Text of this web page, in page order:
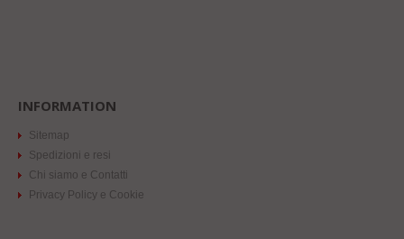
INFORMATION
Sitemap
Spedizioni e resi
Chi siamo e Contatti
Privacy Policy e Cookie